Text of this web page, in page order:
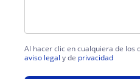
Al hacer clic en cualquiera de los
aviso legal y de privacidad